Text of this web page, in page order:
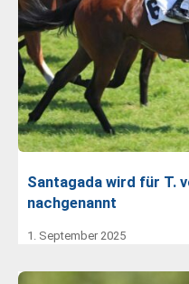
Santagada wird für T.
nachgenannt
1. September 2025